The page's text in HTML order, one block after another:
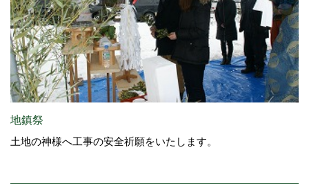
地鎮祭
土地の神様へ工事の安全祈願をいたします。